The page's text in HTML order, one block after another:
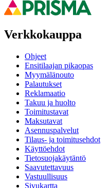
Verkkokauppa
Ohjeet
Ensitilaajan pikaopas
Myymälänouto
Palautukset
Reklamaatio
Takuu ja huolto
Toimitustavat
Maksutavat
Asennuspalvelut
Tilaus- ja toimitusehdot
Käyttöehdot
Tietosuojakäytäntö
Saavutettavuus
Vastuullisuus
Sivukartta